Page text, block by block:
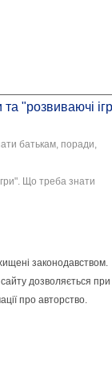
"розвиваючі
батькам, поради,
Що треба знати
законодавством.
дозволяється при
про авторство.